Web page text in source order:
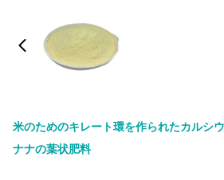
米のためのキレート環を作られたカルシ
ナナの葉状肥料